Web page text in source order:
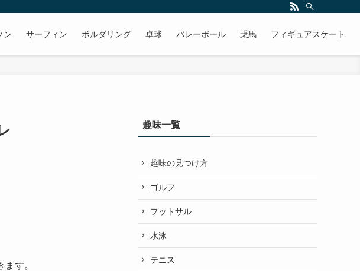
ン サーフィン ボルダリング 卓球 バレーボール 乗馬 フィギュアスケート
す。
趣味一覧
趣味の見つけ方
ゴルフ
フットサル
水泳
テニス